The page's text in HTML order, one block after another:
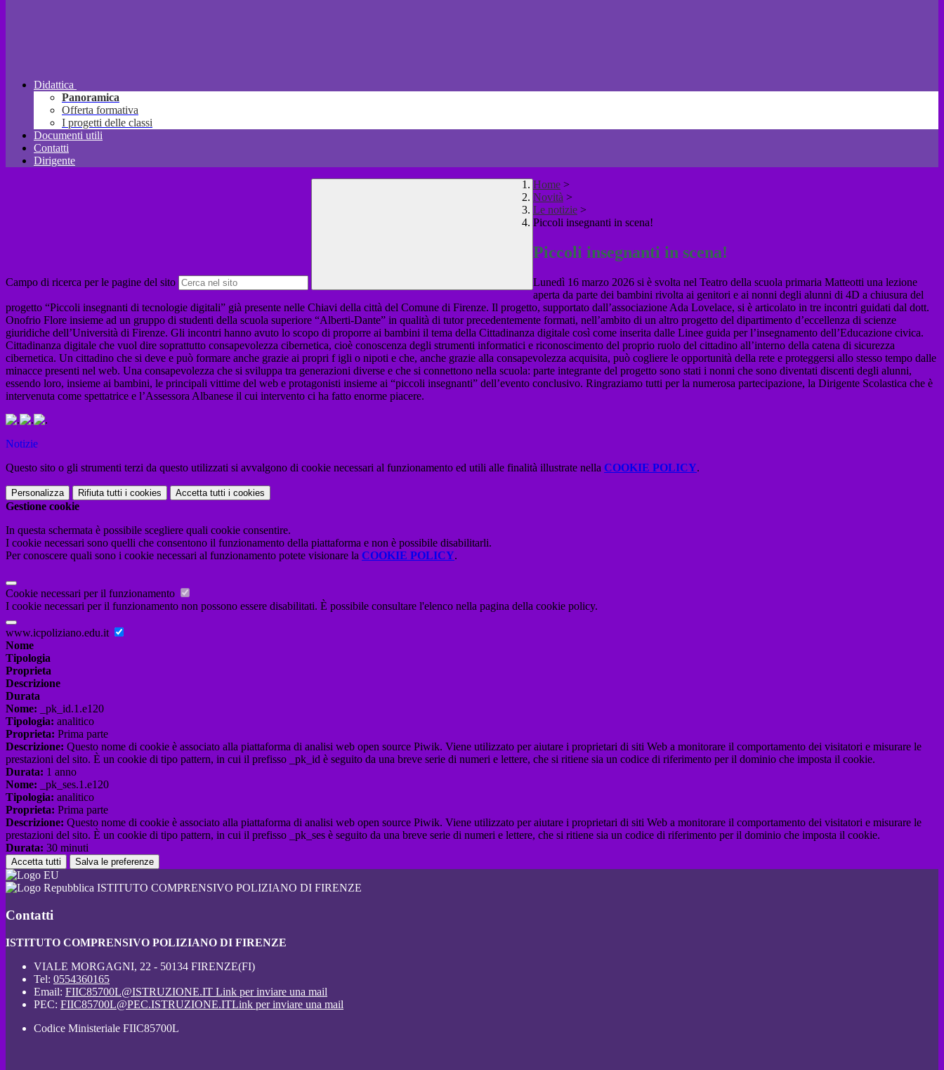
Didattica
Panoramica
Offerta formativa
I progetti delle classi
Documenti utili
Contatti
Dirigente
Campo di ricerca per le pagine del sito
Home >
Novità >
Le notizie >
Piccoli insegnanti in scena!
Piccoli insegnanti in scena!
Lunedì 16 marzo 2026 si è svolta nel Teatro della scuola primaria Matteotti una lezione
aperta da parte dei bambini rivolta ai genitori e ai nonni degli alunni di 4D a chiusura del
progetto “Piccoli insegnanti di tecnologie digitali” già presente nelle Chiavi della città del Comune di Firenze. Il progetto, supportato dall’associazione Ada Lovelace, si è articolato in tre incontri guidati dal dott.
Onofrio Flore insieme ad un gruppo di studenti della scuola superiore “Alberti-Dante” in qualità di tutor precedentemente formati, nell’ambito di un altro progetto del dipartimento d’eccellenza di scienze
giuridiche dell’Università di Firenze. Gli incontri hanno avuto lo scopo di proporre ai bambini il tema della Cittadinanza digitale così come inserita dalle Linee guida per l’insegnamento dell’Educazione civica.
Cittadinanza digitale che vuol dire soprattutto consapevolezza cibernetica, cioè conoscenza degli strumenti informatici e riconoscimento del proprio ruolo del cittadino all’interno della catena di sicurezza
cibernetica. Un cittadino che si deve e può formare anche grazie ai propri f igli o nipoti e che, anche grazie alla consapevolezza acquisita, può cogliere le opportunità della rete e proteggersi allo stesso tempo dalle
minacce presenti nel web. Una consapevolezza che si sviluppa tra generazioni diverse e che si connettono nella scuola: parte integrante del progetto sono stati i nonni che sono diventati discenti degli alunni,
essendo loro, insieme ai bambini, le principali vittime del web e protagonisti insieme ai “piccoli insegnanti” dell’evento conclusivo. Ringraziamo tutti per la numerosa partecipazione, la Dirigente Scolastica che è
intervenuta come spettatrice e l’Assessora Albanese il cui intervento ci ha fatto enorme piacere.
Notizie
Questo sito o gli strumenti terzi da questo utilizzati si avvalgono di cookie necessari al funzionamento ed utili alle finalità illustrate nella COOKIE POLICY.
Personalizza Rifiuta tutti i cookies Accetta tutti i cookies
Gestione cookie
In questa schermata è possibile scegliere quali cookie consentire.
I cookie necessari sono quelli che consentono il funzionamento della piattaforma e non è possibile disabilitarli.
Per conoscere quali sono i cookie necessari al funzionamento potete visionare la COOKIE POLICY.
Cookie necessari per il funzionamento
I cookie necessari per il funzionamento non possono essere disabilitati. È possibile consultare l'elenco nella pagina della cookie policy.
www.icpoliziano.edu.it
Nome
Tipologia
Proprieta
Descrizione
Durata
Nome: _pk_id.1.e120
Tipologia: analitico
Proprieta: Prima parte
Descrizione: Questo nome di cookie è associato alla piattaforma di analisi web open source Piwik. Viene utilizzato per aiutare i proprietari di siti Web a monitorare il comportamento dei visitatori e misurare le
prestazioni del sito. È un cookie di tipo pattern, in cui il prefisso _pk_id è seguito da una breve serie di numeri e lettere, che si ritiene sia un codice di riferimento per il dominio che imposta il cookie.
Durata: 1 anno
Nome: _pk_ses.1.e120
Tipologia: analitico
Proprieta: Prima parte
Descrizione: Questo nome di cookie è associato alla piattaforma di analisi web open source Piwik. Viene utilizzato per aiutare i proprietari di siti Web a monitorare il comportamento dei visitatori e misurare le
prestazioni del sito. È un cookie di tipo pattern, in cui il prefisso _pk_ses è seguito da una breve serie di numeri e lettere, che si ritiene sia un codice di riferimento per il dominio che imposta il cookie.
Durata: 30 minuti
Accetta tutti Salva le preferenze
ISTITUTO COMPRENSIVO POLIZIANO DI FIRENZE
Contatti
ISTITUTO COMPRENSIVO POLIZIANO DI FIRENZE
VIALE MORGAGNI, 22 - 50134 FIRENZE(FI)
Tel: 0554360165
Email: FIIC85700L@ISTRUZIONE.IT Link per inviare una mail
PEC: FIIC85700L@PEC.ISTRUZIONE.ITLink per inviare una mail
Codice Ministeriale FIIC85700L